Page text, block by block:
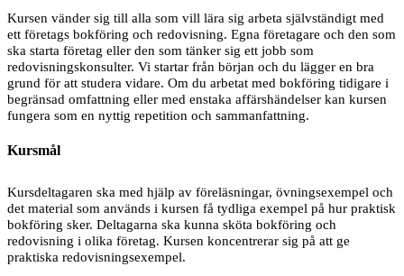
Kursen vänder sig till alla som vill lära sig arbeta självständigt med
ett företags bokföring och redovisning. Egna företagare och den som
ska starta företag eller den som tänker sig ett jobb som
redovisningskonsulter. Vi startar från början och du lägger en bra
grund för att studera vidare. Om du arbetat med bokföring tidigare i
begränsad omfattning eller med enstaka affärshändelser kan kursen
fungera som en nyttig repetition och sammanfattning.
Kursmål
Kursdeltagaren ska med hjälp av föreläsningar, övningsexempel och
det material som används i kursen få tydliga exempel på hur praktisk
bokföring sker. Deltagarna ska kunna sköta bokföring och
redovisning i olika företag. Kursen koncentrerar sig på att ge
praktiska redovisningsexempel.